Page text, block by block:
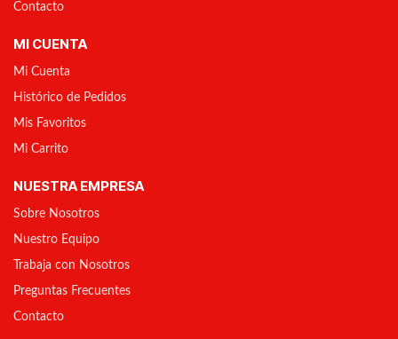
Contacto
MI CUENTA
Mi Cuenta
Histórico de Pedidos
Mis Favoritos
Mi Carrito
NUESTRA EMPRESA
Sobre Nosotros
Nuestro Equipo
Trabaja con Nosotros
Preguntas Frecuentes
Contacto